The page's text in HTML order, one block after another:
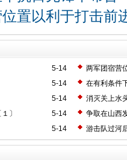
置以利于打击前
5-14
两军团宿营
5-14
在有利条件
5-14
消灭关上水
5-14
〕
争取在山西
5-14
游击队过河